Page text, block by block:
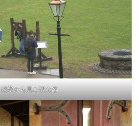
城壁から見た観光客